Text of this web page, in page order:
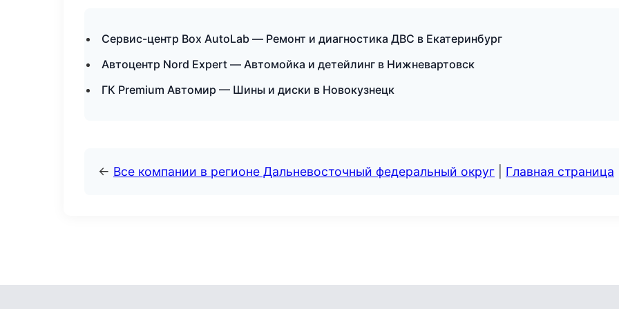
Сервис-центр Box AutoLab — Ремонт и диагностика ДВС в Екатеринбург
Автоцентр Nord Expert — Автомойка и детейлинг в Нижневартовск
ГК Premium Автомир — Шины и диски в Новокузнецк
← Все компании в регионе Дальневосточный федеральный округ Главная страница